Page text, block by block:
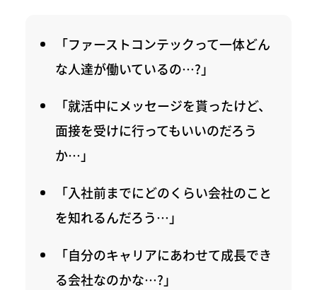
「ファーストコンテックって一体どん
な人達が働いているの…?」
「就活中にメッセージを貰ったけど、
面接を受けに行ってもいいのだろう
か…」
「入社前までにどのくらい会社のこと
を知れるんだろう…」
「自分のキャリアにあわせて成長でき
る会社なのかな…?」